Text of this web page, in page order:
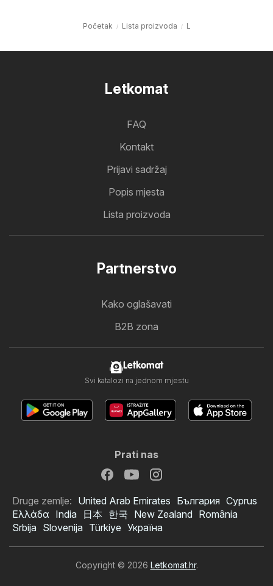
Početak Lista proizvoda L
Letkomat
FAQ
Kontakt
Prijavi sadržaj
Popis mjesta
Lista proizvoda
Partnerstvo
Kako oglašavati
B2B zona
Letkomat
Svi katalozi na jednom mjestu
Prati nas
Druge zemlje: United Arab Emirates България Cyprus
Ελλάδα India 日本 한국 New Zealand România
Srbija Slovenija Türkiye Україна
Copyright © 2026 Letkomat.hr.